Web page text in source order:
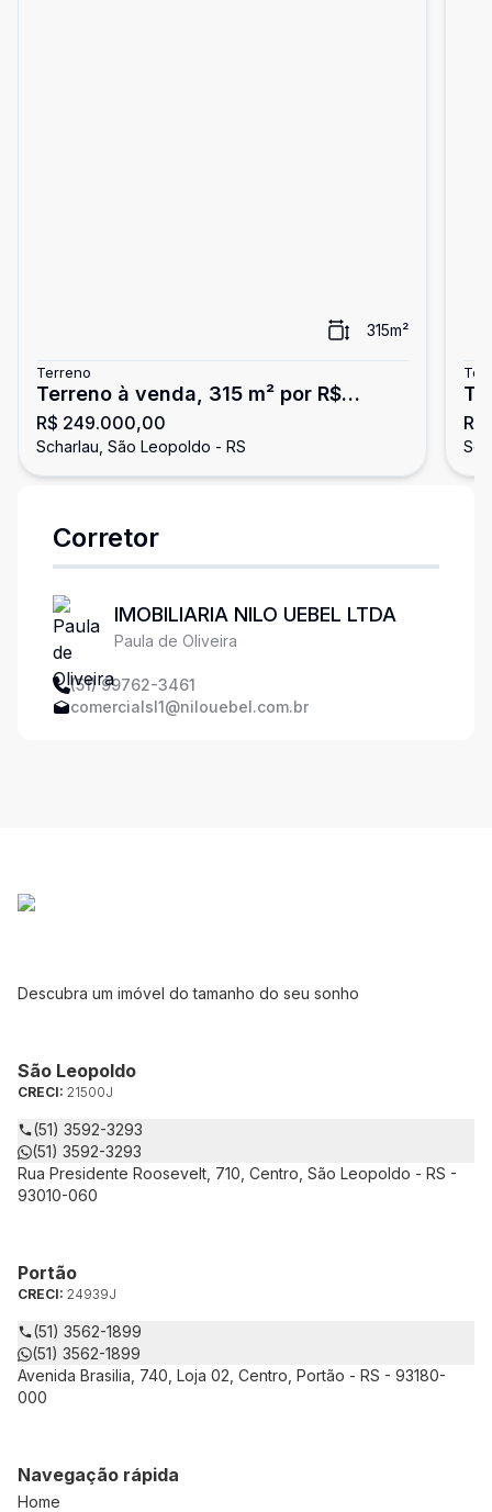
315m²
Terreno
Terreno à venda, 315 m² por R$
249.000,00 - Scharlau - São
Leopoldo/RS
R$ 249.000,00
Scharlau, São Leopoldo - RS
Corretor
IMOBILIARIA NILO UEBEL LTDA
Paula de Oliveira
(51) 99762-3461
comercialsl1@nilouebel.com.br
Descubra um imóvel do tamanho do seu sonho
São Leopoldo
CRECI: 21500J
(51) 3592-3293
(51) 3592-3293
Rua Presidente Roosevelt, 710, Centro, São Leopoldo - RS -
93010-060
Portão
CRECI: 24939J
(51) 3562-1899
(51) 3562-1899
Avenida Brasilia, 740, Loja 02, Centro, Portão - RS - 93180-
000
Navegação rápida
Home